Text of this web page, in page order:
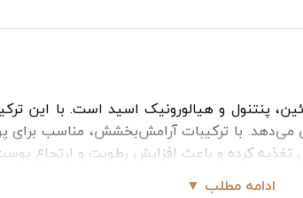
حاوی ۹۲ درصد مخاط حلزون، بتائین، پنتنول و هیالورونیک
با ترکیبات آرامش‌بخشش، مناسب
کرده و باعث افزایش رطوبت و ارتجاع
جوش‌ها کمک می‌کند. با استفاده مداوم،
ادامه مطلب ▼